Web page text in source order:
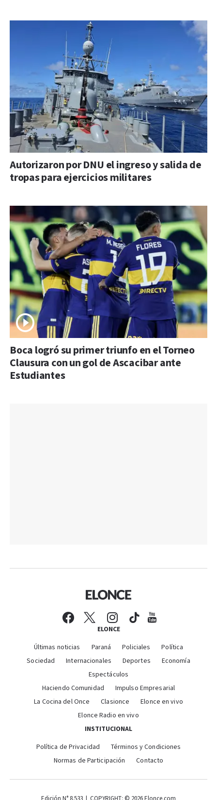
Autorizaron por DNU el ingreso y salida de
tropas para ejercicios militares
Boca logró su primer triunfo en el Torneo
Clausura con un gol de Ascacibar ante
Estudiantes
ELONCE
Últimas noticias Paraná Policiales
Política
Sociedad
Internacionales Deportes
Economía
Espectáculos
Haciendo Comunidad
Impulso Empresarial
La Cocina del Once
Clasionce
Elonce en vivo
Elonce Radio en vivo
INSTITUCIONAL
Política de Privacidad
Términos y Condiciones
Normas de Participación
Contacto